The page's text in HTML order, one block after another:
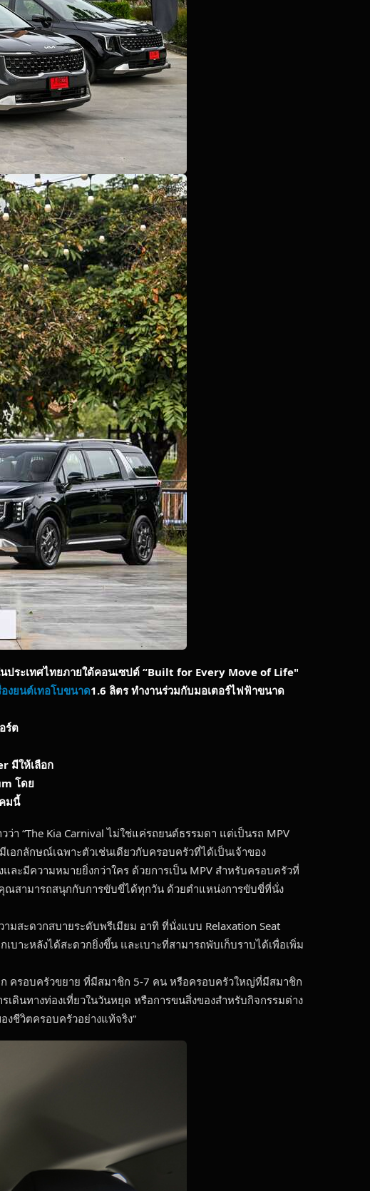
ประเทศไทยภายใต้คอนเซปต์ “Built for Every Move of Life"
องยนต์เทอโบขนาด1.6 ลิตร ทำงานร่วมกับมอเตอร์ไฟฟ้าขนาด
ร์ต
มีให้เลือก
โดย
มนี้
ว่า “The Kia Carnival ไม่ใช่แค่รถยนต์ธรรมดา แต่เป็นรถ MPV
อกลักษณ์เฉพาะตัวเช่นเดียวกับครอบครัวที่ได้เป็นเจ้าของ
ละมีความหมายยิ่งกว่าใคร ด้วยการเป็น MPV สำหรับครอบครัวที่
คุณสามารถสนุกกับการขับขี่ได้ทุกวัน ด้วยตำแหน่งการขับขี่ที่นั่ง
สะดวกสบายระดับพรีเมียม อาทิ ที่นั่งแบบ Relaxation Seat
บาะหลังได้สะดวกยิ่งขึ้น และเบาะที่สามารถพับเก็บราบได้เพื่อเพิ่ม
ครอบครัวขยาย ที่มีสมาชิก 5-7 คน หรือครอบครัวใหญ่ที่มีสมาชิก
เดินทางท่องเที่ยวในวันหยุด หรือการขนสิ่งของสำหรับกิจกรรมต่าง
งชีวิตครอบครัวอย่างแท้จริง”